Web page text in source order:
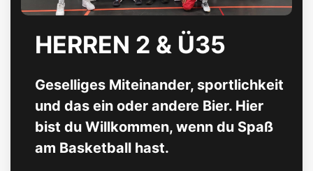
HERREN 2 & Ü35
Geselliges Miteinander, sportlichkeit
und das ein oder andere Bier. Hier
bist du Willkommen, wenn du Spaß
am Basketball hast.